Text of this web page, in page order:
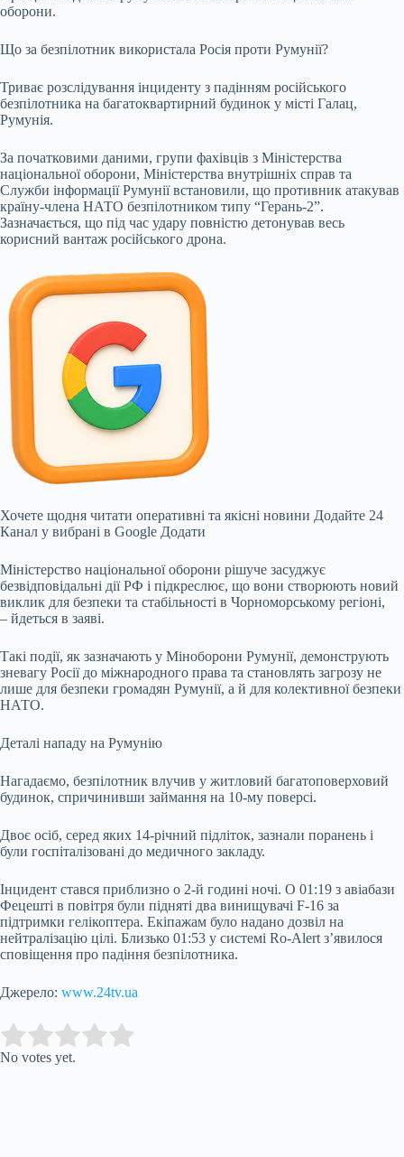
оборони.
Що за безпілотник використала Росія проти Румунії?
Триває розслідування інциденту з падінням російського
безпілотника на багатоквартирний будинок у місті Галац,
Румунія.
За початковими даними, групи фахівців з Міністерства
національної оборони, Міністерства внутрішніх справ та
Служби інформації Румунії встановили, що противник атакував
країну-члена НАТО безпілотником типу “Герань-2”.
Зазначається, що під час удару повністю детонував весь
корисний вантаж російського дрона.
Хочете щодня читати оперативні та якісні новини Додайте 24
Канал у вибрані в Google Додати
Міністерство національної оборони рішуче засуджує
безвідповідальні дії РФ і підкреслює, що вони створюють новий
виклик для безпеки та стабільності в Чорноморському регіоні,
– йдеться в заяві.
Такі події, як зазначають у Міноборони Румунії, демонструють
зневагу Росії до міжнародного права та становлять загрозу не
лише для безпеки громадян Румунії, а й для колективної безпеки
НАТО.
Деталі нападу на Румунію
Нагадаємо, безпілотник влучив у житловий багатоповерховий
будинок, спричинивши займання на 10-му поверсі.
Двоє осіб, серед яких 14-річний підліток, зазнали поранень і
були госпіталізовані до медичного закладу.
Інцидент стався приблизно о 2-й годині ночі. О 01:19 з авіабази
Фецешті в повітря були підняті два винищувачі F-16 за
підтримки гелікоптера. Екіпажам було надано дозвіл на
нейтралізацію цілі. Близько 01:53 у системі Ro-Alert з’явилося
сповіщення про падіння безпілотника.
Джерело: www.24tv.ua
Rate this item:
No votes yet.